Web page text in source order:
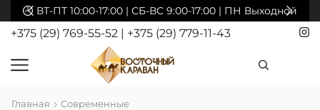
ВТ-ПТ 10:00-17:00 | СБ-ВС 9:00-17:00 | ПН Выходной
+375 (29) 769-55-52 | +375 (29) 779-11-43
Главная Современные